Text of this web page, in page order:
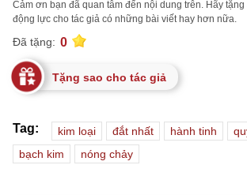
Cảm ơn bạn đã quan tâm đến nội dung trên. Hãy
động lực cho tác giả có những bài viết hay hơn nữa.
Đã tặng: 0
Tặng sao cho tác giả
Tag: kim loại đắt nhất hành tinh
bạch kim
nóng chảy